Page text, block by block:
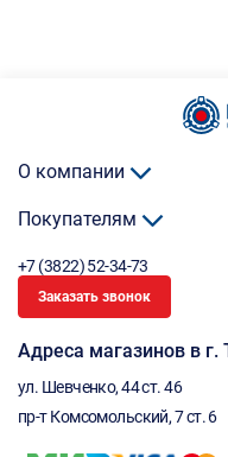
О компании
Покупателям
+7 (3822) 52-34-73
Заказать звонок
Адреса магазинов в г.
ул. Шевченко, 44 ст. 46
пр-т Комсомольский, 7 ст. 6